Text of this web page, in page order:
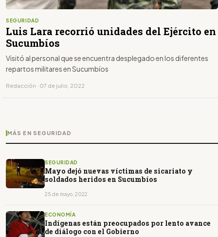
SEGURIDAD
Luis Lara recorrió unidades del Ejército en
Sucumbíos
Visitó al personal que se encuentra desplegado en los diferentes
repartos militares en Sucumbíos
Redacción · 07 de julio, 2022
MÁS EN SEGURIDAD
SEGURIDAD
Mayo dejó nuevas víctimas de sicariato y
soldados heridos en Sucumbíos
25 de mayo, 2022
ECONOMÍA
Indígenas están preocupados por lento avance
de diálogo con el Gobierno